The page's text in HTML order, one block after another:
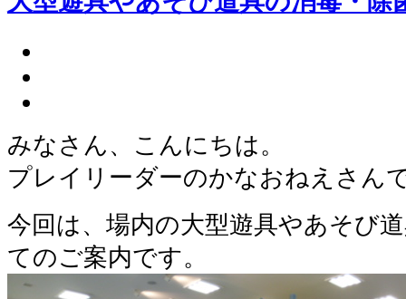
みなさん、こんにちは。
プレイリーダーのかなおねえさん
今回は、場内の大型遊具やあそび
てのご案内です。